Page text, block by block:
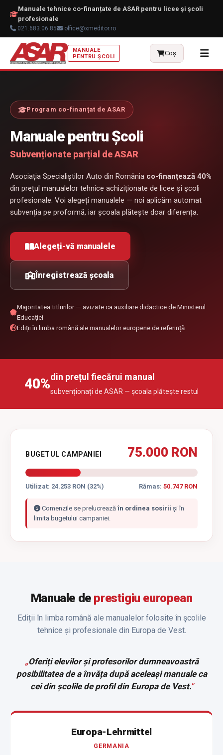
Manuale tehnice co-finanțate de ASAR pentru licee și școli
profesionale
021.683.06.85 office@xmeditor.ro
MANUALE
PENTRU ȘCOLI
Coș
Program co-finanțat de ASAR
Manuale pentru Școli
Subvenționate parțial de ASAR
Asociația Specialiștilor Auto din România co-finanțează 40%
din prețul manualelor tehnice achiziționate de licee și școli
profesionale. Voi alegeți manualele — noi aplicăm automat
subvenția pe proformă, iar școala plătește doar diferența.
Alegeți-vă manualele
Înregistrează școala
Majoritatea titlurilor — avizate ca auxiliare didactice de Ministerul
Educației
Ediții în limba română ale manualelor europene de referință
40%din prețul fiecărui manual
subvenționați de ASAR — școala plătește restul
BUGETUL CAMPANIEI 75.000 RON
Utilizat: 24.253 RON (32%) Rămas: 50.747 RON
Comenzile se prelucreazăîn ordinea sosirii și în
limita bugetului campaniei.
Manuale de prestigiu european
Ediții în limba română ale manualelor folosite în școlile
tehnice și profesionale din Europa de Vest.
„Oferiți elevilor și profesorilor dumneavoastră
posibilitatea de a învăța după aceleași manuale ca
cei din școlile de profil din Europa de Vest."
Europa-Lehrmittel
GERMANIA